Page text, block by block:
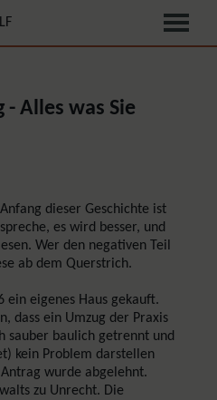
- Alles was Sie
dieser Geschichte ist
es wird besser, und
Wer den negativen Teil
ab dem Querstrich.
ein eigenes Haus gekauft.
dass ein Umzug der Praxis
sauber baulich getrennt und
kein Problem darstellen
wurde abgelehnt.
zu Unrecht. Die